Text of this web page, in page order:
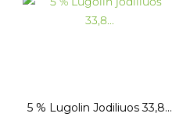
5 % Lugolin Jodiliuos 33,8...